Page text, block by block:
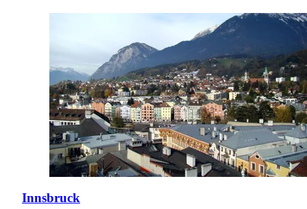
Innsbruck